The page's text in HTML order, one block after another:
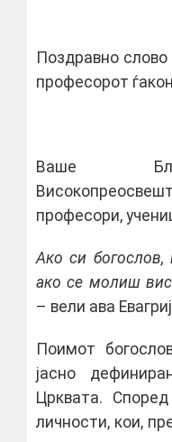
Поздравно слово
професорот
Ваше
професори,
Ако си богослов,
ако се молиш
– вели ава
Поимот
јасно
Црквата.
личности, кои,